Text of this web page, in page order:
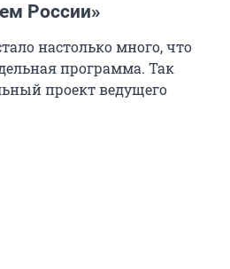
России»
настолько много, что
программа. Так
проект ведущего